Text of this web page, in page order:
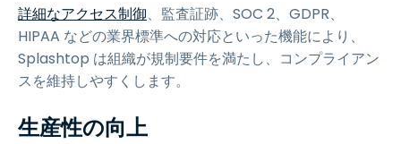
詳細なアクセス制御、監査証跡、SOC 2、GDPR、
HIPAA などの業界標準への対応といった機能により、
Splashtop は組織が規制要件を満たし、コンプライアン
スを維持しやすくします。
生産性の向上